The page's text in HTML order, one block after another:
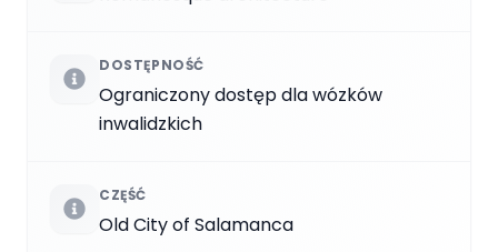
DOSTĘPNOŚĆ
Ograniczony dostęp dla wózków
inwalidzkich
CZĘŚĆ
Old City of Salamanca